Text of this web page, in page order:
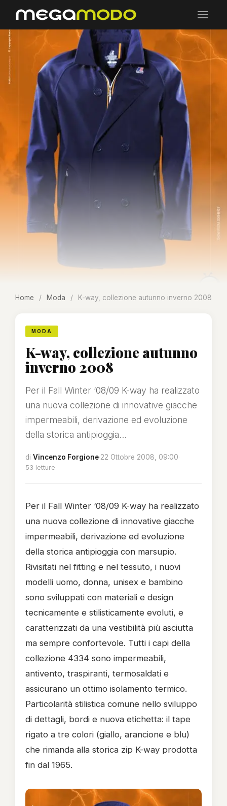
Home / Moda / K-way, collezione autunno inverno 2008
MODA
K-way, collezione autunno
inverno 2008
Per il Fall Winter ‘08/09 K-way ha realizzato
una nuova collezione di innovative giacche
impermeabili, derivazione ed evoluzione
della storica antipioggia...
di Vincenzo Forgione·22 Ottobre 2008, 09:00·
53 letture
Per il Fall Winter ‘08/09 K-way ha realizzato
una nuova collezione di innovative giacche
impermeabili, derivazione ed evoluzione
della storica antipioggia con marsupio.
Rivisitati nel fitting e nel tessuto, i nuovi
modelli uomo, donna, unisex e bambino
sono sviluppati con materiali e design
tecnicamente e stilisticamente evoluti, e
caratterizzati da una vestibilità più asciutta
ma sempre confortevole. Tutti i capi della
collezione 4334 sono impermeabili,
antivento, traspiranti, termosaldati e
assicurano un ottimo isolamento termico.
Particolarità stilistica comune nello sviluppo
di dettagli, bordi e nuova etichetta: il tape
rigato a tre colori (giallo, arancione e blu)
che rimanda alla storica zip K-way prodotta
fin dal 1965.